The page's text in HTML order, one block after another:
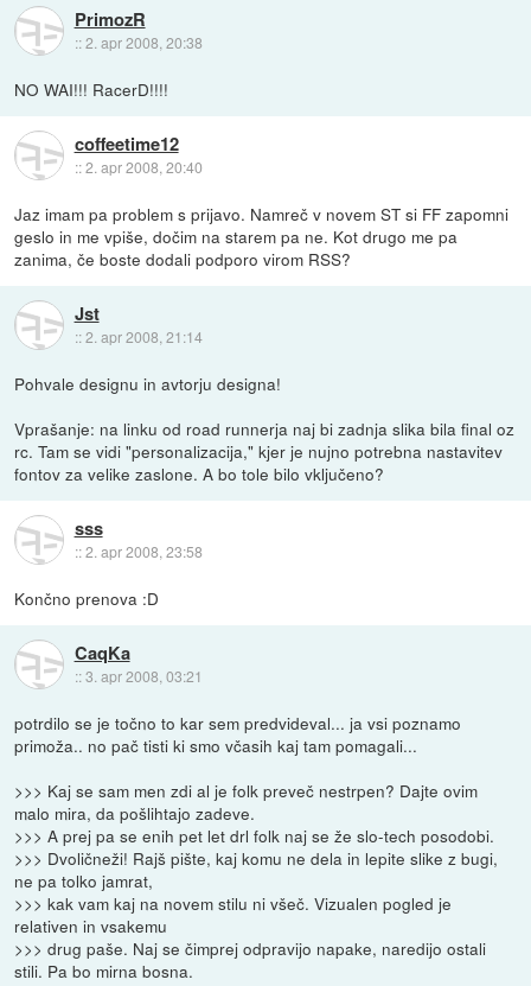
PrimozR
::2. apr 2008, 20:38
NO WAI!!! RacerD!!!!
coffeetime12
::2. apr 2008, 20:40
Jaz imam pa problem s prijavo. Namreč v novem ST si FF zapomni
geslo in me vpiše, dočim na starem pa ne. Kot drugo me pa
zanima, če boste dodali podporo virom RSS?
Jst
::2. apr 2008, 21:14
Pohvale designu in avtorju designa!
Vprašanje: na linku od road runnerja naj bi zadnja slika bila final oz
rc. Tam se vidi "personalizacija," kjer je nujno potrebna nastavitev
fontov za velike zaslone. A bo tole bilo vključeno?
sss
::2. apr 2008, 23:58
Končno prenova :D
CaqKa
::3. apr 2008, 03:21
potrdilo se je točno to kar sem predvideval... ja vsi poznamo
primoža.. no pač tisti ki smo včasih kaj tam pomagali...
>>> Kaj se sam men zdi al je folk preveč nestrpen? Dajte ovim
malo mira, da pošlihtajo zadeve.
>>> A prej pa se enih pet let drl folk naj se že slo-tech posodobi.
>>> Dvoličneži! Rajš pište, kaj komu ne dela in lepite slike z bugi,
ne pa tolko jamrat,
>>> kak vam kaj na novem stilu ni všeč. Vizualen pogled je
relativen in vsakemu
>>> drug paše. Naj se čimprej odpravijo napake, naredijo ostali
stili. Pa bo mirna bosna.